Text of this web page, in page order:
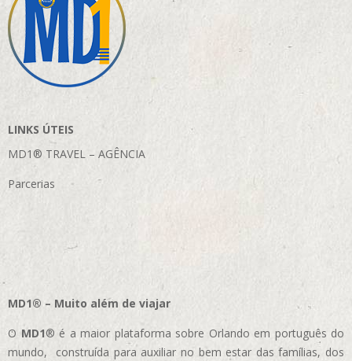
LINKS ÚTEIS
MD1® TRAVEL – AGÊNCIA
Parcerias
MD1® – Muito além de viajar
O MD1® é a maior plataforma sobre Orlando em português do
mundo, construída para auxiliar no bem estar das famílias, dos